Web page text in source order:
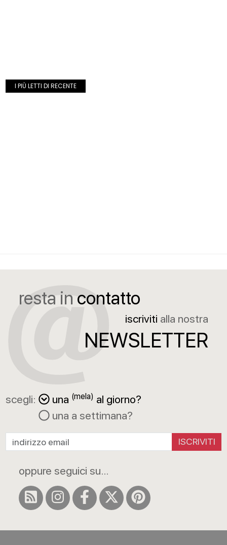
I PIÙ LETTI DI RECENTE
resta in contatto
iscriviti alla nostra
NEWSLETTER
scegli: una (mela) al giorno?
una a settimana?
ISCRIVITI
oppure seguici su...